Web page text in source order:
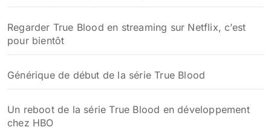
Regarder True Blood en streaming sur Netflix, c’est
pour bientôt
Générique de début de la série True Blood
Un reboot de la série True Blood en développement
chez HBO